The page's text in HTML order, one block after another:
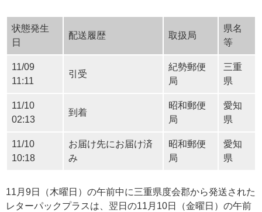
状態発生
日
配送履歴 取扱局
県名
等
11/09
11:11
引受
紀勢郵便
局
三重
県
11/10
02:13
到着
昭和郵便
局
愛知
県
11/10
10:18
お届け先にお届け済
み
昭和郵便
局
愛知
県
11月9日（木曜日）の午前中に三重県度会郡から発送された
レターパックプラスは、翌日の11月10日（金曜日）の午前